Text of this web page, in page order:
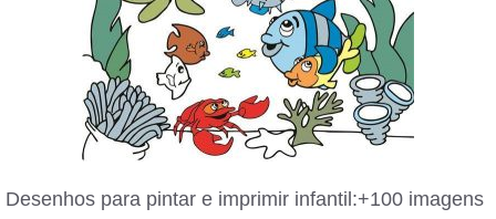
Desenhos para pintar e imprimir infantil:+100 imagens